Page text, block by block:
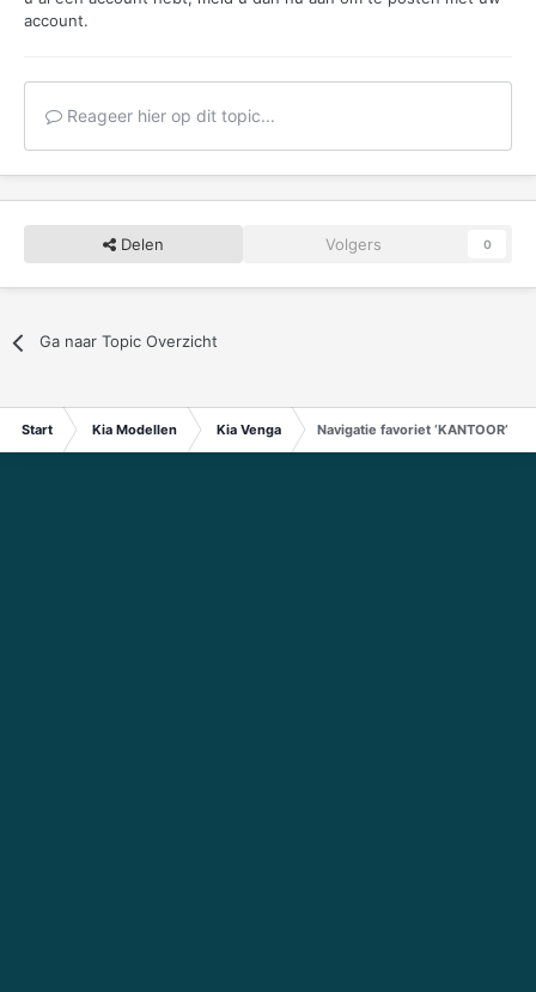
account.
Reageer hier op dit topic...
Delen Volgers 0
Ga naar Topic Overzicht
Start Kia Modellen Kia Venga Navigatie favoriet ‘KANTOOR’